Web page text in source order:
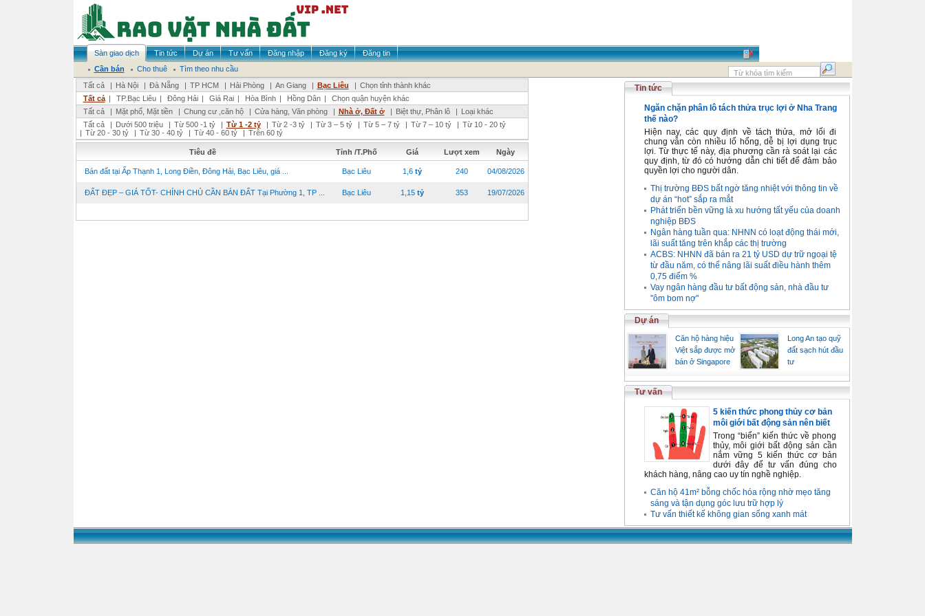
Sàn giao dịch Tin tức Dự án Tư vấn Đăng nhập Đăng ký
Đăng tin
Cần bán
Cho thuê
Tìm theo nhu cầu
Tất cả
| Hà Nội | Đà Nẵng | TP HCM | Hải Phòng | An Giang | Bạc Liêu | Chọn tỉnh thành khác
Tất cả | TP.Bạc Liêu | Đông Hải | Giá Rai | Hòa Bình | Hồng Dân |
Chọn quận huyện khác
Tất cả
| Mặt phố, Mặt tiền | Chung cư ,căn hộ | Cửa hàng, Văn phòng | Nhà ở, Đất ở | Biệt thự, Phân lô | Loại khác
Tất cả
| Dưới 500 triệu | Từ 500 -1 tỷ | Từ 1 -2 tỷ | Từ 2 -3 tỷ | Từ 3 – 5 tỷ | Từ 5 – 7 tỷ | Từ 7 – 10 tỷ | Từ 10 - 20 tỷ
| Từ 20 - 30 tỷ | Từ 30 - 40 tỷ | Từ 40 - 60 tỷ | Trên 60 tỷ
Tiêu đề Tỉnh /T.Phố Giá Lượt xem Ngày
Bán đất tại Ấp Thạnh 1, Long Điền, Đông Hải, Bạc Liêu, giá ... Bạc Liêu 1,6 tỷ 240 04/08/2026
ĐẤT ĐẸP – GIÁ TỐT- CHÍNH CHỦ CẦN BÁN ĐẤT Tại Phường 1, TP ... Bạc Liêu 1,15 tỷ 353 19/07/2026
Tin tức
Ngăn chặn phân lô tách thửa trục lợi ở Nha Trang
thế nào?
Hiện nay, các quy định về tách thửa, mở lối đi
chung vẫn còn nhiều lổ hổng, dễ bị lợi dụng trục
lợi. Từ thực tế này, địa phương cần rà soát lại các
quy định, từ đó có hướng dẫn chi tiết để đảm bảo
quyền lợi cho người dân.
Thị trường BĐS bất ngờ tăng nhiệt với thông tin về
dự án “hot” sắp ra mắt
Phát triển bền vững là xu hướng tất yếu của doanh
nghiệp BĐS
Ngân hàng tuần qua: NHNN có loạt động thái mới,
lãi suất tăng trên khắp các thị trường
ACBS: NHNN đã bán ra 21 tỷ USD dự trữ ngoại tệ
từ đầu năm, có thể nâng lãi suất điều hành thêm
0,75 điểm %
Vay ngân hàng đầu tư bất động sản, nhà đầu tư
"ôm bom nợ"
Dự án
Căn hộ hàng hiệu
Việt sắp được mở
bán ở Singapore
Long An tạo quỹ
đất sạch hút đầu
tư
Tư vấn
5 kiến thức phong thủy cơ bản
môi giới bất động sản nên biết
Trong “biển” kiến thức về phong
thủy, môi giới bất động sản cần
nắm vững 5 kiến thức cơ bản
dưới đây để tư vấn đúng cho
khách hàng, nâng cao uy tín nghề nghiệp.
Căn hộ 41m² bỗng chốc hóa rộng nhờ mẹo tăng
sáng và tận dụng góc lưu trữ hợp lý
Tư vấn thiết kế không gian sống xanh mát